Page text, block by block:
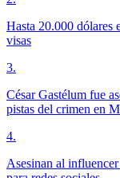
Hasta 20.000 dólares
visas
3.
César Gastélum fue
pistas del crimen en
4.
Asesinan al